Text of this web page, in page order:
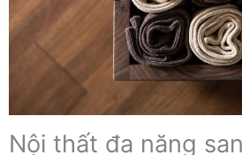
Nội thất đa năng